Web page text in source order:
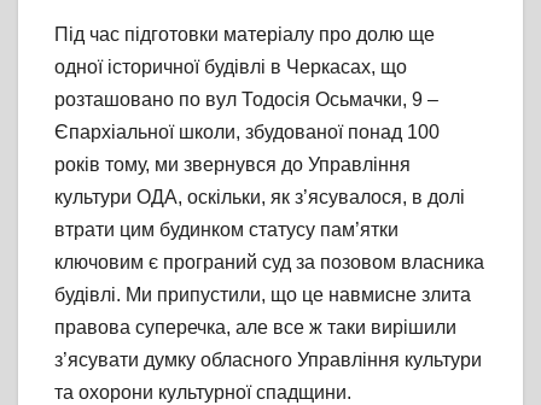
Під час підготовки матеріалу про долю ще
одної історичної будівлі в Черкасах, що
розташовано по вул Тодосія Осьмачки, 9 –
Єпархіальної школи, збудованої понад 100
років тому, ми звернувся до Управління
культури ОДА, оскільки, як з’ясувалося, в долі
втрати цим будинком статусу пам’ятки
ключовим є програний суд за позовом власника
будівлі. Ми припустили, що це навмисне злита
правова суперечка, але все ж таки вирішили
з’ясувати думку обласного Управління культури
та охорони культурної спадщини.